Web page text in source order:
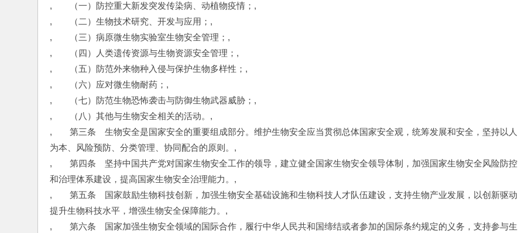
,　　（一）防控重大新发突发传染病、动植物疫情；,
,　　（二）生物技术研究、开发与应用；,
,　　（三）病原微生物实验室生物安全管理；,
,　　（四）人类遗传资源与生物资源安全管理；,
,　　（五）防范外来物种入侵与保护生物多样性；,
,　　（六）应对微生物耐药；,
,　　（七）防范生物恐怖袭击与防御生物武器威胁；,
,　　（八）其他与生物安全相关的活动。,
,　　第三条　生物安全是国家安全的重要组成部分。维护生物安全应当贯彻总体国家安全观，统筹发展和安全，坚持以人
为本、风险预防、分类管理、协同配合的原则。,
,　　第四条　坚持中国共产党对国家生物安全工作的领导，建立健全国家生物安全领导体制，加强国家生物安全风险防控
和治理体系建设，提高国家生物安全治理能力。,
,　　第五条　国家鼓励生物科技创新，加强生物安全基础设施和生物科技人才队伍建设，支持生物产业发展，以创新驱动
提升生物科技水平，增强生物安全保障能力。,
,　　第六条　国家加强生物安全领域的国际合作，履行中华人民共和国缔结或者参加的国际条约规定的义务，支持参与生